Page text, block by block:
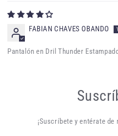
FABIAN CHAVES OBANDO
Pantalón en Dril Thunder
¡Suscríbete y entérate